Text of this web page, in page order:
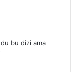
bu dizi ama